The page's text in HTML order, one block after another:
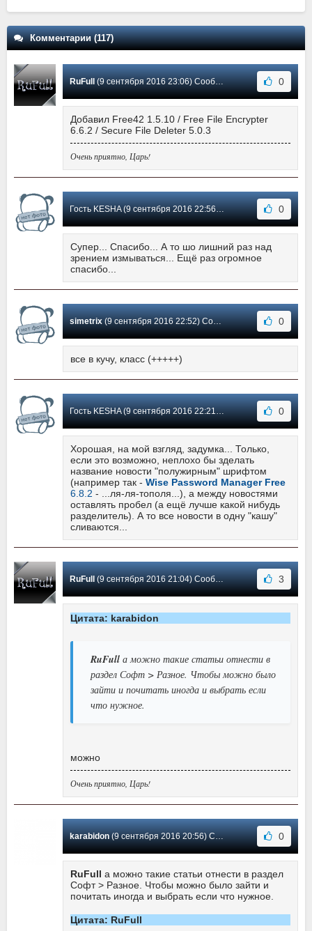
Комментарии (117)
RuFull(9 сентября 2016 23:06) Сообщение #16 0
Добавил Free42 1.5.10 / Free File Encrypter
6.6.2 / Secure File Deleter 5.0.3
Очень приятно, Царь!
Гость KESHA (9 сентября 2016 22:56) Сообщение #15 0
Супер... Спасибо... А то шо лишний раз над
зрением измываться... Ещё раз огромное
спасибо...
simetrix(9 сентября 2016 22:52) Сообщение #14 0
все в кучу, класс (+++++)
Гость KESHA (9 сентября 2016 22:21) Сообщение #13 0
Хорошая, на мой взгляд, задумка... Только,
если это возможно, неплохо бы зделать
название новости "полужирным" шрифтом
(например так - Wise Password Manager Free
6.8.2 - ...ля-ля-тополя...), а между новостями
оставлять пробел (а ещё лучше какой нибудь
разделитель). А то все новости в одну "кашу"
сливаются...
RuFull(9 сентября 2016 21:04) Сообщение #12 3
Цитата: karabidon
RuFull а можно такие статьи отнести в
раздел Софт > Разное. Чтобы можно было
зайти и почитать иногда и выбрать если
что нужное.
можно
Очень приятно, Царь!
karabidon(9 сентября 2016 20:56) Сообщение #11 0
RuFull а можно такие статьи отнести в раздел
Софт > Разное. Чтобы можно было зайти и
почитать иногда и выбрать если что нужное.
Цитата: RuFull